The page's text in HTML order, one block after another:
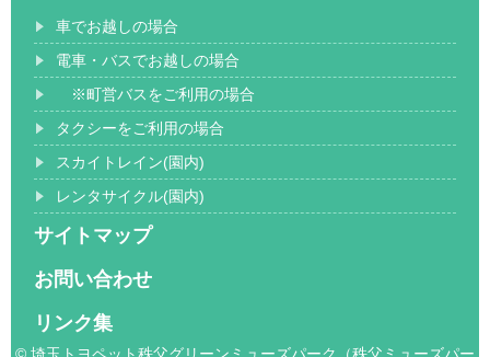
車でお越しの場合
電車・バスでお越しの場合
※町営バスをご利用の場合
タクシーをご利用の場合
スカイトレイン(園内)
レンタサイクル(園内)
サイトマップ
お問い合わせ
リンク集
© 埼玉トヨペット秩父グリーンミューズパーク（秩父ミューズパー